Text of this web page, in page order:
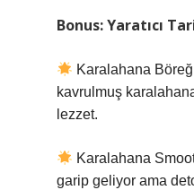
Bonus: Yaratıcı
Karalahana
kavrulmuş
lezzet.
Karalahana
garip geliyor ama